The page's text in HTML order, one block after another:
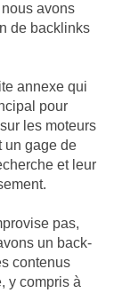
avons
de backlinks
annexe qui
pour
les moteurs
un gage de
et leur
pas,
un back-
contenus
y compris à